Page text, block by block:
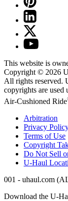
This website is
Copyright © 2026
All rights reserved.
copyrights are used
Air-Cushioned Ride
Arbitration
Privacy
Terms of Use
Copyright
Do Not Sell
U-Haul
001 - uhaul.com
Download the U-